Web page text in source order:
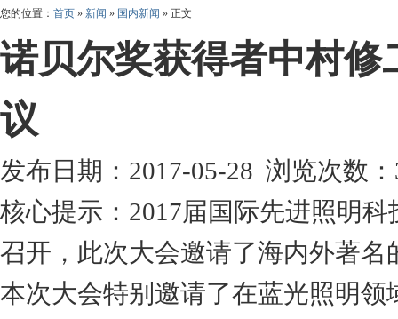
您的位置： 首页 » 新闻 » 国内新闻 » 正文
诺贝尔奖获得者中村
议
发布日期：2017-05-28 浏览次数：
核心提示：2017届国际先进照明
召开，此次大会邀请了海内外著
本次大会特别邀请了在蓝光照明